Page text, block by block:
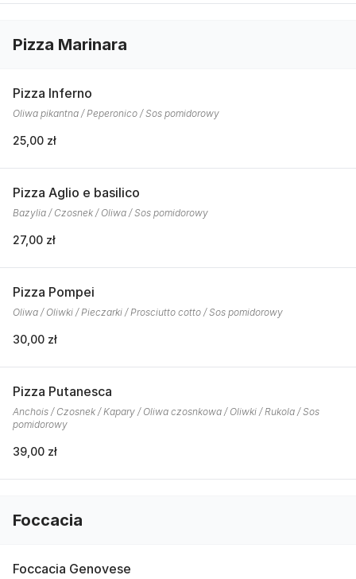
Pizza Marinara
Pizza Inferno
Oliwa pikantna / Peperonico / Sos pomidorowy
25,00 zł
Pizza Aglio e basilico
Bazylia / Czosnek / Oliwa / Sos pomidorowy
27,00 zł
Pizza Pompei
Oliwa / Oliwki / Pieczarki / Prosciutto cotto / Sos pomidorowy
30,00 zł
Pizza Putanesca
Anchois / Czosnek / Kapary / Oliwa czosnkowa / Oliwki / Rukola / Sos
pomidorowy
39,00 zł
Foccacia
Foccacia Genovese